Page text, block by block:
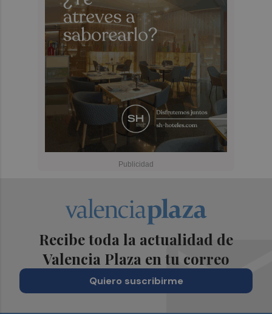
Recibe toda la actualidad de
Valencia Plaza en tu correo
Quiero suscribirme